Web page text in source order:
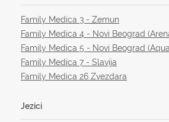
Family Medica 3 - Zemun
Family Medica 4 - Novi Beograd
Family Medica 5 - Novi Beograd
Family Medica 7 - Slavija
Family Medica 26 Zvezdara
Jezici